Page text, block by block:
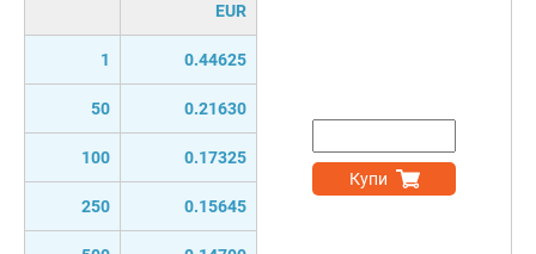
EUR
1 0.44625
50 0.21630
100 0.17325
250 0.15645
Купи